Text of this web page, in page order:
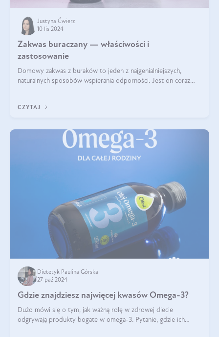
Justyna Ćwierz
10 lis 2024
Zakwas buraczany — właściwości i
zastosowanie
Domowy zakwas z buraków to jeden z najgenialniejszych,
naturalnych sposobów wspierania odporności. Jest on coraz
CZYTAJ
Dietetyk Paulina Górska
27 paź 2024
Gdzie znajdziesz najwięcej kwasów Omega-3?
Dużo mówi się o tym, jak ważną rolę w zdrowej diecie
odgrywają produkty bogate w omega-3. Pytanie, gdzie ich